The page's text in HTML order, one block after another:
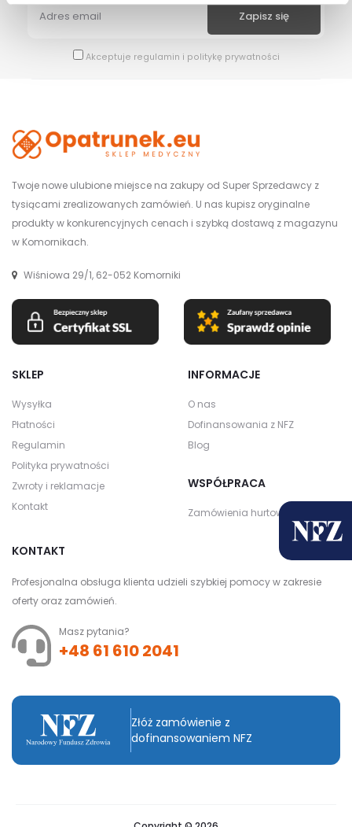
Akceptuje regulamin i politykę prywatności
Twoje nowe ulubione miejsce na zakupy od Super Sprzedawcy z
tysiącami zrealizowanych zamówień. U nas kupisz oryginalne
produkty w konkurencyjnych cenach i szybką dostawą z magazynu
w Komornikach.
Wiśniowa 29/1, 62-052 Komorniki
SKLEP
Wysyłka
Płatności
Regulamin
Polityka prywatności
Zwroty i reklamacje
Kontakt
INFORMACJE
O nas
Dofinansowania z NFZ
Blog
WSPÓŁPRACA
Zamówienia hurtowe
KONTAKT
Profesjonalna obsługa klienta udzieli szybkiej pomocy w zakresie
oferty oraz zamówień.
Masz pytania?
+48 61 610 2041
Złóż zamówienie z
dofinansowaniem NFZ